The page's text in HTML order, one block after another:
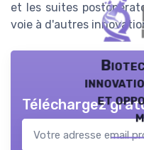
et les suites
voie à d'autres
et
Téléchargez